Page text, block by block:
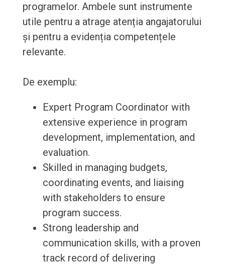
programelor. Ambele sunt instrumente
utile pentru a atrage atenția angajatorului
și pentru a evidenția competențele
relevante.
De exemplu:
Expert Program Coordinator with
extensive experience in program
development, implementation, and
evaluation.
Skilled in managing budgets,
coordinating events, and liaising
with stakeholders to ensure
program success.
Strong leadership and
communication skills, with a proven
track record of delivering